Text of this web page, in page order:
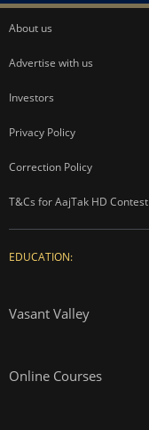
About us
Advertise with us
Investors
Privacy Policy
Correction Policy
T&Cs for AajTak HD Contest
EDUCATION:
Vasant Valley
Online Courses